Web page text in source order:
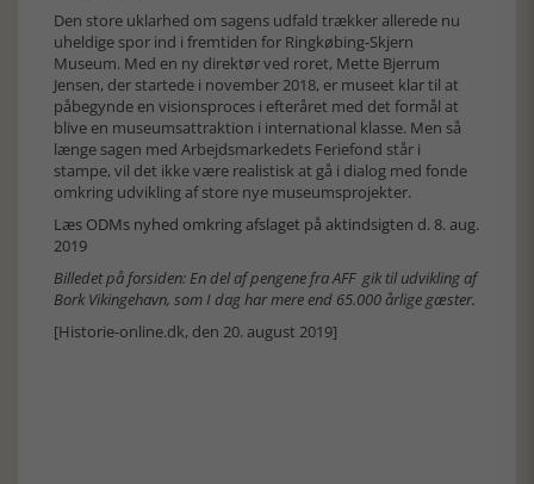
Den store uklarhed om sagens udfald trækker allerede nu
uheldige spor ind i fremtiden for Ringkøbing-Skjern
Museum. Med en ny direktør ved roret, Mette Bjerrum
Jensen, der startede i november 2018, er museet klar til at
påbegynde en visionsproces i efteråret med det formål at
blive en museumsattraktion i international klasse. Men så
længe sagen med Arbejdsmarkedets Feriefond står i
stampe, vil det ikke være realistisk at gå i dialog med fonde
omkring udvikling af store nye museumsprojekter.
Læs ODMs nyhed omkring afslaget på aktindsigten d. 8. aug.
2019
Billedet på forsiden: En del af pengene fra AFF gik til udvikling af
Bork Vikingehavn, som I dag har mere end 65.000 årlige gæster.
[Historie-online.dk, den 20. august 2019]